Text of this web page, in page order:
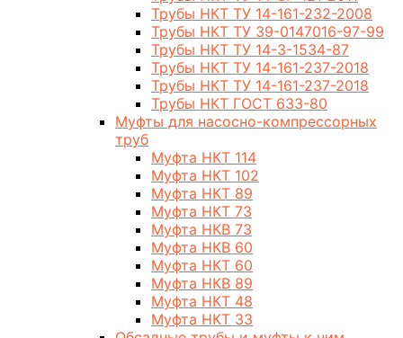
Трубы НКТ ТУ 14-161-232-2008
Трубы НКТ ТУ 39-0147016-97-99
Трубы НКТ ТУ 14-3-1534-87
Трубы НКТ ТУ 14-161-237-2018
Трубы НКТ ТУ 14-161-237-2018
Трубы НКТ ГОСТ 633-80
Муфты для насосно-компрессорных
труб
Муфта НКТ 114
Муфта НКТ 102
Муфта НКТ 89
Муфта НКТ 73
Муфта НКВ 73
Муфта НКВ 60
Муфта НКТ 60
Муфта НКВ 89
Муфта НКТ 48
Муфта НКТ 33